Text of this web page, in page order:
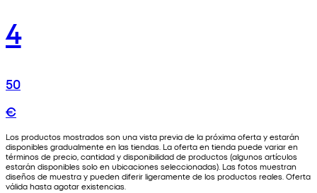
4
50
€
Los productos mostrados son una vista previa de la próxima oferta y estarán
disponibles gradualmente en las tiendas. La oferta en tienda puede variar en
términos de precio, cantidad y disponibilidad de productos (algunos artículos
estarán disponibles solo en ubicaciones seleccionadas). Las fotos muestran
diseños de muestra y pueden diferir ligeramente de los productos reales. Oferta
válida hasta agotar existencias.